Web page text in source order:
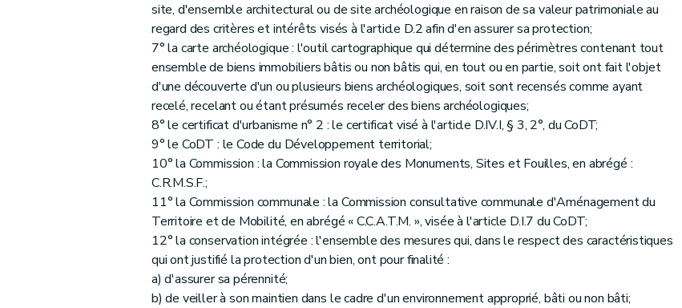
Chapitre 3 Dispositions finales
site, d'ensemble architectural ou de site archéologique en raison de sa valeur patrimoniale au
regard des critères et intérêts visés à l'article D.2 afin d'en assurer sa protection;
7° la carte archéologique : l'outil cartographique qui détermine des périmètres contenant tout
ensemble de biens immobiliers bâtis ou non bâtis qui, en tout ou en partie, soit ont fait l'objet
d'une découverte d'un ou plusieurs biens archéologiques, soit sont recensés comme ayant
recelé, recelant ou étant présumés receler des biens archéologiques;
8° le certificat d'urbanisme n° 2 : le certificat visé à l'article D.IV.I, § 3, 2°, du CoDT;
9° le CoDT : le Code du Développement territorial;
10° la Commission : la Commission royale des Monuments, Sites et Fouilles, en abrégé :
C.R.M.S.F.;
11° la Commission communale : la Commission consultative communale d'Aménagement du
Territoire et de Mobilité, en abrégé « C.C.A.T.M. », visée à l'article D.I.7 du CoDT;
12° la conservation intégrée : l'ensemble des mesures qui, dans le respect des caractéristiques
qui ont justifié la protection d'un bien, ont pour finalité :
a) d'assurer sa pérennité;
b) de veiller à son maintien dans le cadre d'un environnement approprié, bâti ou non bâti;